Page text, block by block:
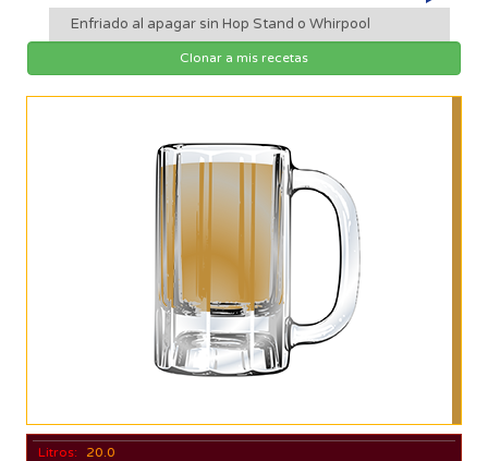
Enfriado al apagar sin Hop Stand o Whirpool
Clonar a mis recetas
Litros:
20.0